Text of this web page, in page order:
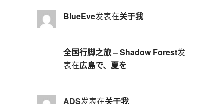
BlueEve发表在关于我
全国行脚之旅 – Shadow Forest发
表在広島で、夏を
ADS发表在关于我